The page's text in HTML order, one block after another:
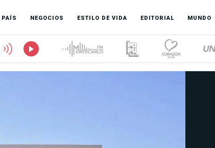
PAÍS NEGOCIOS ESTILO DE VIDA EDITORIAL MUNDO